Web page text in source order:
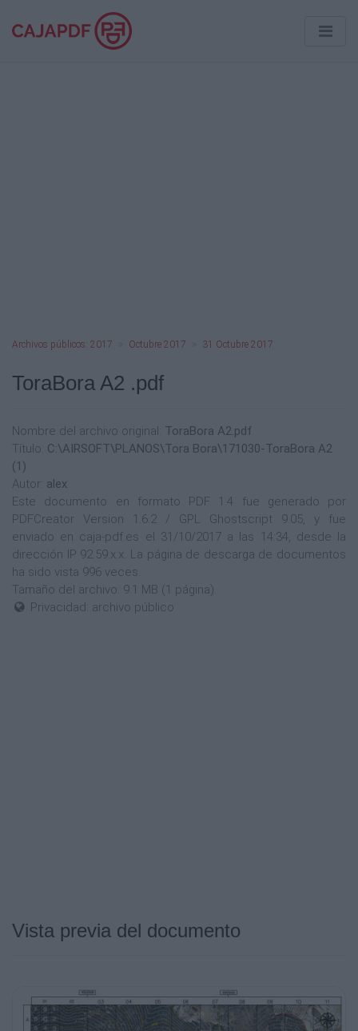
Archivos públicos: 2017 Octubre 2017 31 Octubre 2017
ToraBora A2 .pdf
Nombre del archivo original: ToraBora A2.pdf
Título: C:\AIRSOFT\PLANOS\Tora Bora\171030-ToraBora A2
(1)
Autor: alex
Este documento en formato PDF 1.4 fue generado por
PDFCreator Version 1.6.2 / GPL Ghostscript 9.05, y fue
enviado en caja-pdf.es el 31/10/2017 a las 14:34, desde la
dirección IP 92.59.x.x. La página de descarga de documentos
ha sido vista 996 veces.
Tamaño del archivo: 9.1 MB (1 página).
Privacidad: archivo público
Vista previa del documento